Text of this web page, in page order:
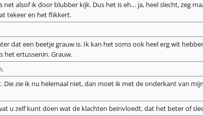
alsof ik door blubber kijk. Dus het is eh… ja, heel slecht, zeg
tekeer en het flikkert.
dat een beetje grauw is. Ik kan het soms ook heel erg wit
het ertussenin. Grauw.
zie ik nu helemaal niet, dan moet ik met de onderkant van
u zelf kunt doen wat de klachten beïnvloedt, dat het beter of